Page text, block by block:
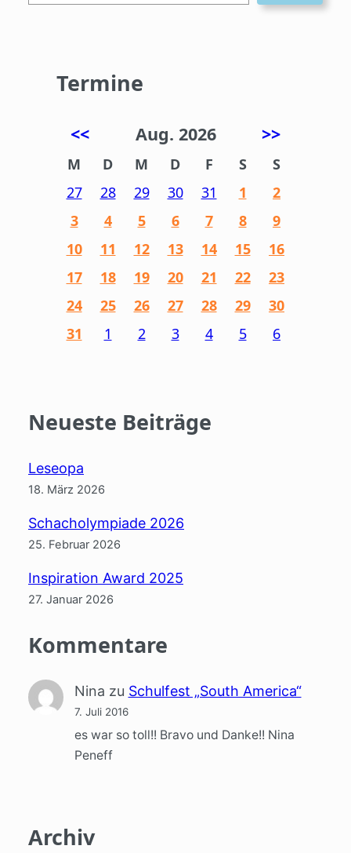
Termine
<< Aug. 2026 >>
M D M D F S
S
27
28 29 30 31 1
2
3
4 5 6 7 8
9
10
11 12 13 14 15
16
17
18 19 20 21 22
23
24
25 26 27 28 29
30
31
1 2 3 4 5 6
Neueste Beiträge
Leseopa
18. März 2026
Schacholympiade 2026
25. Februar 2026
Inspiration Award 2025
27. Januar 2026
Kommentare
Nina zu Schulfest „South America“
7. Juli 2016
es war so toll!! Bravo und Danke!! Nina
Peneff
Archiv